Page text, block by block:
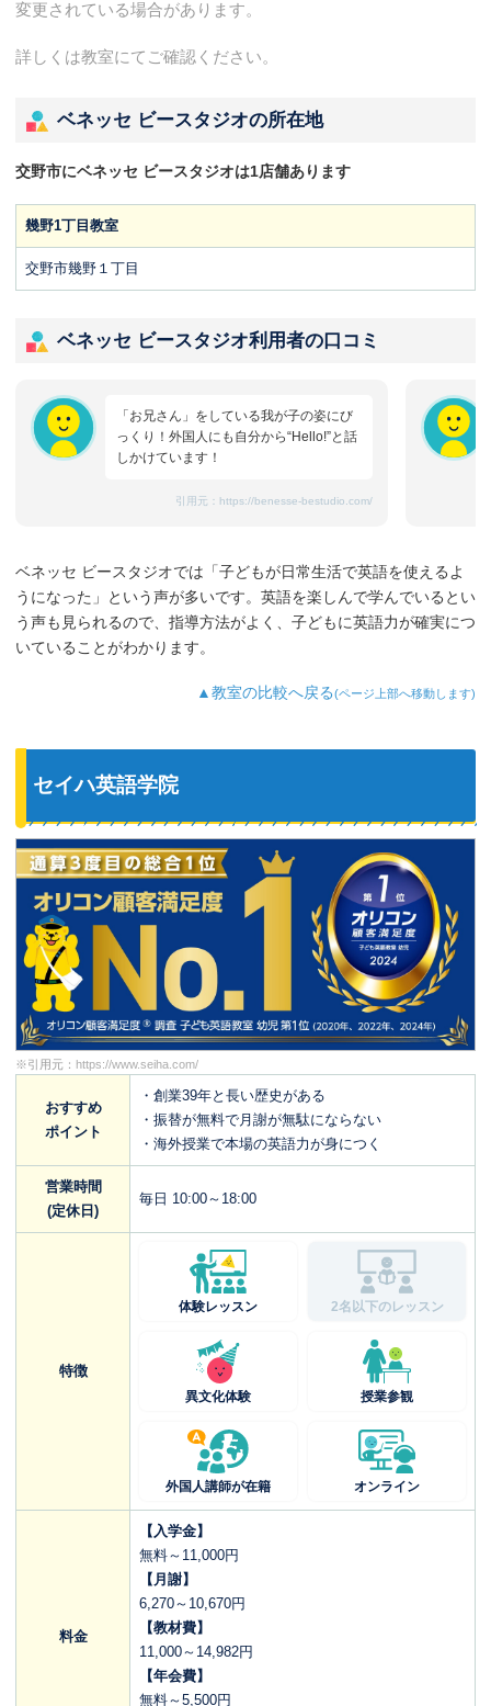
変更されている場合があります。
詳しくは教室にてご確認ください。
ベネッセ ビースタジオの所在地
交野市にベネッセ ビースタジオは1店舗あります
幾野1丁目教室
交野市幾野１丁目
ベネッセ ビースタジオ利用者の口コミ
「お兄さん」をしている我が子の姿にび
っくり！外国人にも自分から“Hello!”と話
しかけています！
引用元： https://benesse-bestudio.com/
ベネッセ ビースタジオでは「子どもが日常生活で英語を使えるよ
うになった」という声が多いです。英語を楽しんで学んでいるとい
う声も見られるので、指導方法がよく、子どもに英語力が確実につ
いていることがわかります。
▲教室の比較へ戻る(ページ上部へ移動します)
セイハ英語学院
※引用元： https://www.seiha.com/
おすすめ
ポイント
・創業39年と長い歴史がある
・振替が無料で月謝が無駄にならない
・海外授業で本場の英語力が身につく
営業時間
(定休日)
毎日 10:00～18:00
特徴
体験レッスン 2名以下のレッスン
異文化体験 授業参観
外国人講師が在籍 オンライン
料金
【入学金】
無料～11,000円
【月謝】
6,270～10,670円
【教材費】
11,000～14,982円
【年会費】
無料～5,500円